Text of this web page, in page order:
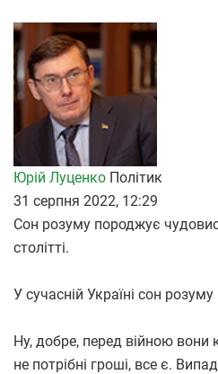
Юрій Луценко Політик
31 серпня 2022, 12:29
Сон розуму породжує
столітті.
У сучасній Україні сон
Ну, добре, перед війною
не потрібні гроші, все є.